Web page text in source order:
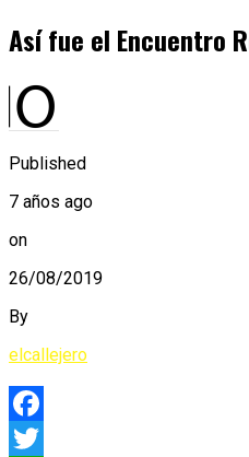
Así fue el Encuentro
Published
7 años ago
on
26/08/2019
By
elcallejero
Facebook